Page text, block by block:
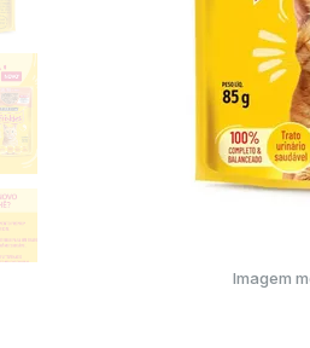
Imagem